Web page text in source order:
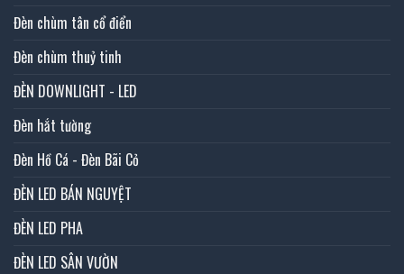
Đèn chùm tân cổ điển
Đèn chùm thuỷ tinh
ĐÈN DOWNLIGHT - LED
Đèn hắt tường
Đèn Hồ Cá - Đèn Bãi Cỏ
ĐÈN LED BÁN NGUYỆT
ĐÈN LED PHA
ĐÈN LED SÂN VƯỜN